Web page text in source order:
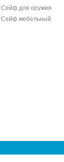
Сейф для оружия
Сейф мебельный